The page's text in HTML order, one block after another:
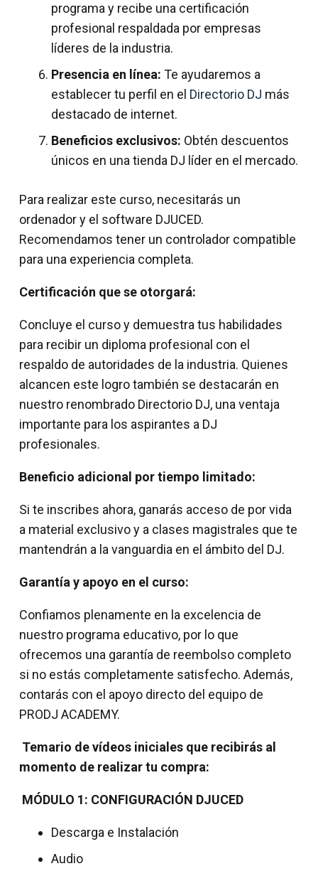
programa y recibe una certificación
profesional respaldada por empresas
líderes de la industria.
Presencia en línea: Te ayudaremos a
establecer tu perfil en el Directorio DJ más
destacado de internet.
Beneficios exclusivos: Obtén descuentos
únicos en una tienda DJ líder en el mercado.
Para realizar este curso, necesitarás un
ordenador y el software DJUCED.
Recomendamos tener un controlador compatible
para una experiencia completa.
Certificación que se otorgará:
Concluye el curso y demuestra tus habilidades
para recibir un diploma profesional con el
respaldo de autoridades de la industria. Quienes
alcancen este logro también se destacarán en
nuestro renombrado Directorio DJ, una ventaja
importante para los aspirantes a DJ
profesionales.
Beneficio adicional por tiempo limitado:
Si te inscribes ahora, ganarás acceso de por vida
a material exclusivo y a clases magistrales que te
mantendrán a la vanguardia en el ámbito del DJ.
Garantía y apoyo en el curso:
Confiamos plenamente en la excelencia de
nuestro programa educativo, por lo que
ofrecemos una garantía de reembolso completo
si no estás completamente satisfecho. Además,
contarás con el apoyo directo del equipo de
PRODJ ACADEMY.
Temario de vídeos iniciales que recibirás al
momento de realizar tu compra:
MÓDULO 1: CONFIGURACIÓN DJUCED
Descarga e Instalación
Audio